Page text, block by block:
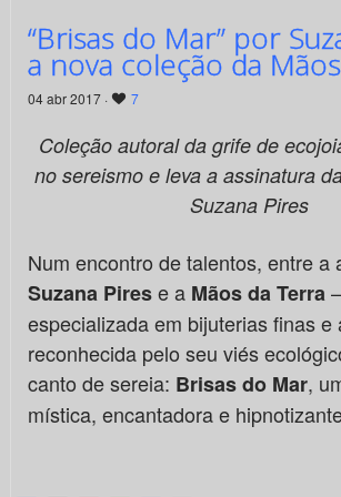
“Brisas do Mar” por
a nova coleção da
04 abr 2017 · 7
Coleção autoral da grife de
no sereismo e leva a assinatura
Suzana Pires
Num encontro de talentos, entre a
Suzana Pirese a Mãos da Terra
especializada em bijuterias finas e
reconhecida pelo seu viés
canto de sereia: Brisas do Mar,
mística, encantadora e